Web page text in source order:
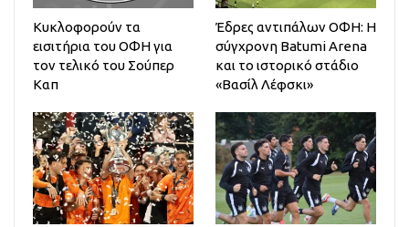
Κυκλοφορούν τα
εισιτήρια του ΟΦΗ για
τον τελικό του Σούπερ
Καπ
Έδρες αντιπάλων ΟΦΗ: Η
σύγχρονη Batumi Arena
και το ιστορικό στάδιο
«Βασίλ Λέφσκι»